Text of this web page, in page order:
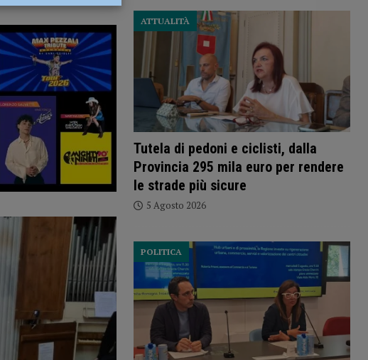
Tutela di pedoni e ciclisti, dalla
Provincia 295 mila euro per rendere
le strade più sicure
ATTUALITÀ
5 Agosto 2026
POLITICA